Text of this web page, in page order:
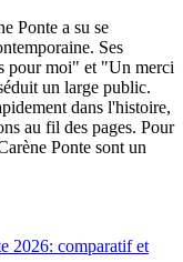
Ponte a su se
Ses
pour moi" et "Un merci
un large public.
dans l'histoire,
au fil des pages. Pour
Ponte sont un
2026: comparatif et